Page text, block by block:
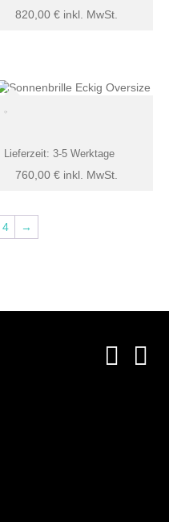
820,00€ inkl. MwSt.
760,00€ inkl. MwSt.
Lieferzeit:3-5 Werktage
4 →